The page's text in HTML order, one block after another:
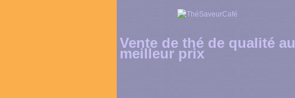
Vente de thé de qualité au
meilleur prix